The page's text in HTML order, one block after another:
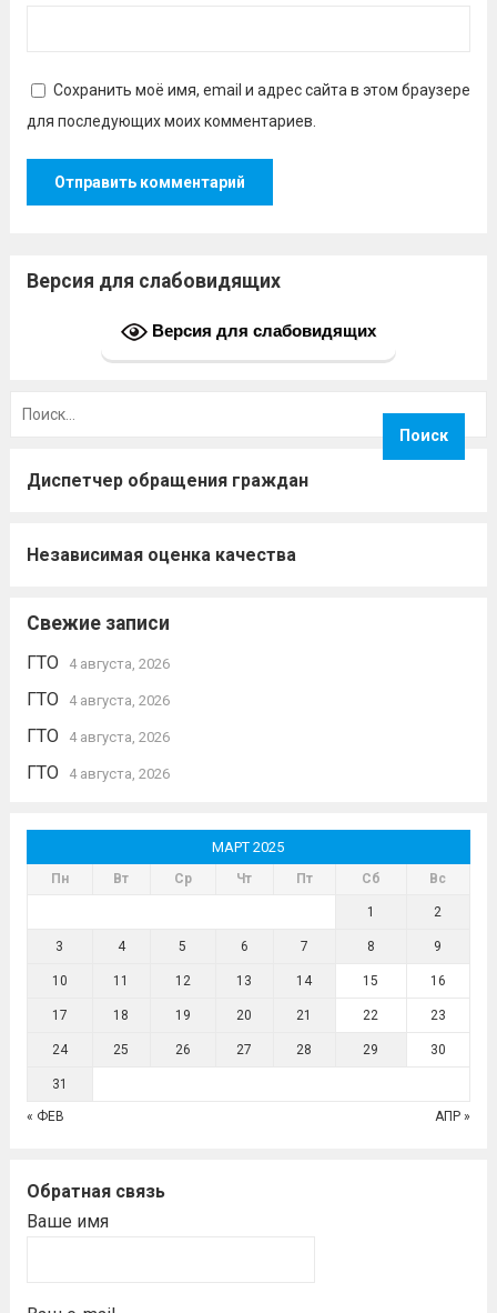
Сохранить моё имя, email и адрес сайта в этом браузере
для последующих моих комментариев.
Версия для слабовидящих
Версия для слабовидящих
Диспетчер обращения граждан
Независимая оценка качества
Свежие записи
ГТО 4 августа, 2026
ГТО 4 августа, 2026
ГТО 4 августа, 2026
ГТО 4 августа, 2026
МАРТ 2025
Пн Вт Ср Чт Пт Сб Вс
1 2
3 4 5 6 7 8 9
10 11 12 13 14 15 16
17 18 19 20 21 22 23
24 25 26 27 28 29 30
31
« ФЕВ АПР »
Обратная связь
Ваше имя